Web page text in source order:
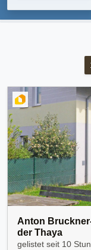
Anton
der Thaya
gelistet seit 10